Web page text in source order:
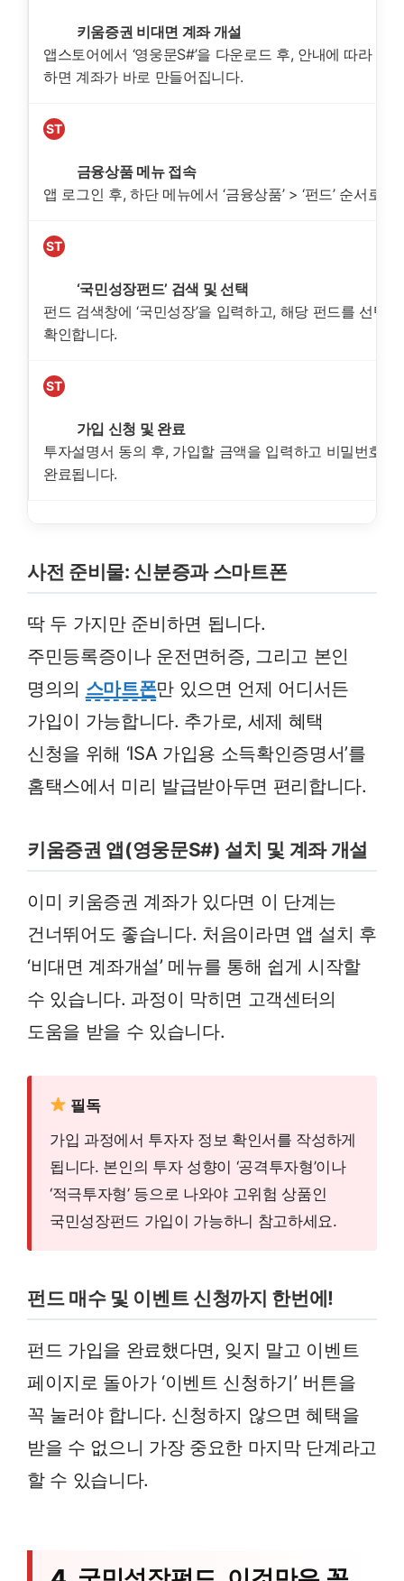
키움증권 비대면 계좌 개설
앱스토어에서 ‘영웅문S#’을 다운로드 후, 안내에 따라 신
하면 계좌가 바로 만들어집니다.
ST
금융상품 메뉴 접속
앱 로그인 후, 하단 메뉴에서 ‘금융상품’ > ‘펀드’ 순서로
ST
‘국민성장펀드’ 검색 및 선택
펀드 검색창에 ‘국민성장’을 입력하고, 해당 펀드를 선택
확인합니다.
ST
가입 신청 및 완료
투자설명서 동의 후, 가입할 금액을 입력하고 비밀번호를
완료됩니다.
사전 준비물: 신분증과 스마트폰
딱 두 가지만 준비하면 됩니다.
주민등록증이나 운전면허증, 그리고 본인
명의의 스마트폰만 있으면 언제 어디서든
가입이 가능합니다. 추가로, 세제 혜택
신청을 위해 ‘ISA 가입용 소득확인증명서’를
홈택스에서 미리 발급받아두면 편리합니다.
키움증권 앱(영웅문S#) 설치 및 계좌 개설
이미 키움증권 계좌가 있다면 이 단계는
건너뛰어도 좋습니다. 처음이라면 앱 설치 후
‘비대면 계좌개설’ 메뉴를 통해 쉽게 시작할
수 있습니다. 과정이 막히면 고객센터의
도움을 받을 수 있습니다.
필독
가입 과정에서 투자자 정보 확인서를 작성하게
됩니다. 본인의 투자 성향이 ‘공격투자형’이나
‘적극투자형’ 등으로 나와야 고위험 상품인
국민성장펀드 가입이 가능하니 참고하세요.
펀드 매수 및 이벤트 신청까지 한번에!
펀드 가입을 완료했다면, 잊지 말고 이벤트
페이지로 돌아가 ‘이벤트 신청하기’ 버튼을
꼭 눌러야 합니다. 신청하지 않으면 혜택을
받을 수 없으니 가장 중요한 마지막 단계라고
할 수 있습니다.